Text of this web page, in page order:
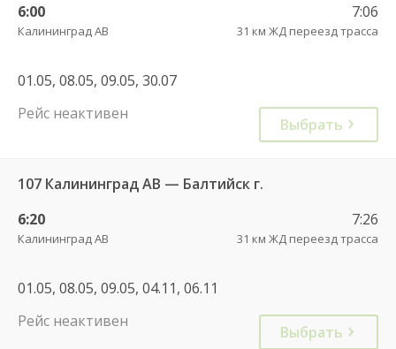
6:00
Калининград АВ
7:06
31 км ЖД переезд трасса
01.05, 08.05, 09.05, 30.07
Рейс неактивен
Выбрать
107 Калининград АВ — Балтийск г.
6:20
Калининград АВ
7:26
31 км ЖД переезд трасса
01.05, 08.05, 09.05, 04.11, 06.11
Рейс неактивен
Выбрать